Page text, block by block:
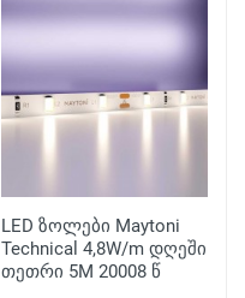
LED ზოლები Maytoni
Technical 4,8W/m დღეში
თეთრი 5M 20008 წ